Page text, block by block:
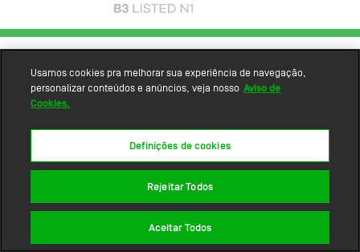
Usamos cookies pra melhorar sua experiência de navegação,
personalizar conteúdos e anúncios, veja nosso Aviso de
Cookies.
Definições de cookies
Rejeitar Todos
Aceitar Todos